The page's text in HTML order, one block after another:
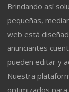
Brindando así
pequeñas,
web está
anunciantes
pueden editar y
Nuestra
optimizados